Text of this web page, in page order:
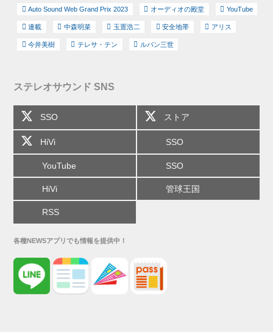
Auto Sound Web Grand Prix 2023 オーディオの殿堂 YouTube
連載 中森明菜 玉置浩二 安全地帯 アリス
今井美樹 テレサ・テン ルパン三世
ステレオサウンド SNS
SSO ストア
HiVi SSO
YouTube SSO
HiVi 管球王国
RSS
各種NEWSアプリでも情報を提供中！